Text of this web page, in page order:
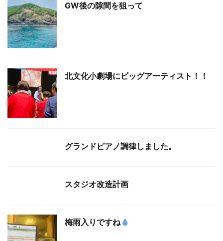
GW後の隙間を狙って
北文化小劇場にビッグアーティスト！！
グランドピアノ調律しました。
スタジオ改造計画
梅雨入りですね